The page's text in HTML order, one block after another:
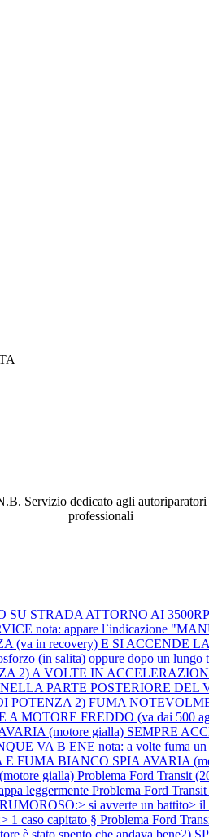
Servizio dedicato agli autoriparatori
professionali
SU STRADA ATTORNO AI
nota: appare l`indicazione
in recovery) E SI ACCENDE
(in salita) oppure dopo un lungo
A VOLTE IN
PARTE POSTERIORE DEL
2) FUMA
MOTORE FREDDO (va dai 500
(motore gialla) SEMPRE
VA B ENE nota: a volte fuma un
FUMA BIANCO SPIA AVARIA
gialla) Problema Ford Transit
leggermente Problema Ford
si avverte un battito> il
1 caso capitato § Problema Ford
stato spento che andava bene2)